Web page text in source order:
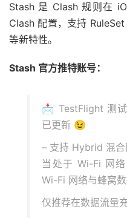
Stash 是 Clash 规则在
Clash 配置，支持
等新特性。
Stash 官方推特账号：
📩 TestFlight 测
已更新 😉
– 支持 Hybrid 混
当处于 Wi-Fi 网
Wi-Fi 网络与蜂窝数
仅推荐在数据流量